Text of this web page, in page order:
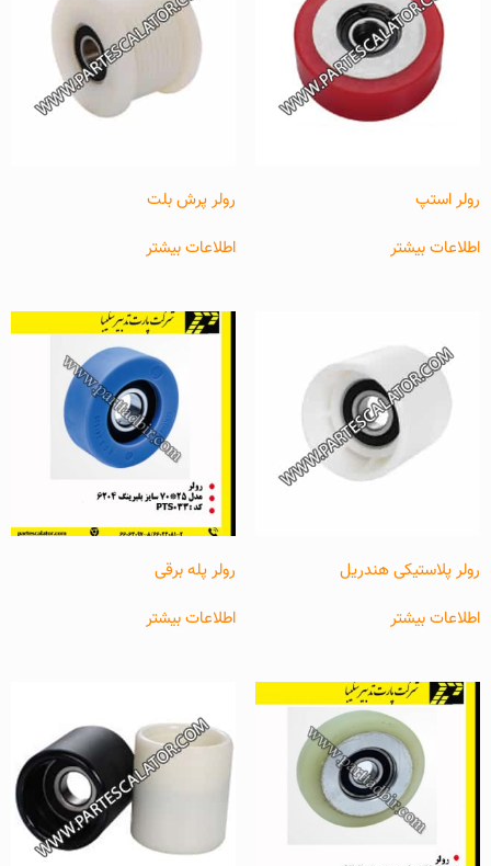
رولر استپ
اطلاعات بیشتر
رولر پرش بلت
اطلاعات بیشتر
رولر پلاستیکی هندریل
اطلاعات بیشتر
رولر پله برقی
اطلاعات بیشتر